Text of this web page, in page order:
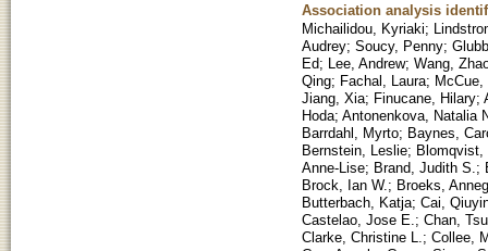
Association analysis
Michailidou, Kyriaki;
Audrey; Soucy, Penny;
Ed; Lee, Andrew; Wang,
Qing; Fachal, Laura; McCue,
Jiang, Xia; Finucane, Hilary;
Hoda; Antonenkova, Natalia
Barrdahl, Myrto; Baynes,
Bernstein, Leslie; Blomqvist,
Anne-Lise; Brand, Judith S. ;
Brock, Ian W. ; Broeks,
Butterbach, Katja; Cai,
Castelao, Jose E. ; Chan,
Clarke, Christine L. ; Collee,